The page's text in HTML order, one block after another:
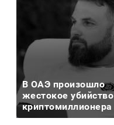
В ОАЭ произошло
жестокое убийство
криптомиллионера